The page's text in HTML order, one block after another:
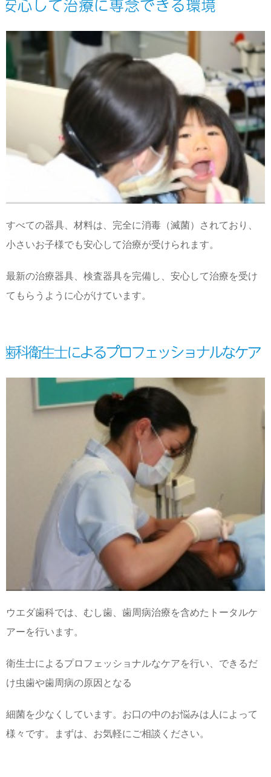
すべての器具、材料は、完全に消毒（滅菌）されており、
小さいお子様でも安心して治療が受けられます。
最新の治療器具、検査器具を完備し、安心して治療を受け
てもらうように心がけています。
ウエダ歯科では、むし歯、歯周病治療を含めたトータルケ
アーを行います。
衛生士によるプロフェッショナルなケアを行い、できるだ
け虫歯や歯周病の原因となる
細菌を少なくしています。お口の中のお悩みは人によって
様々です。まずは、お気軽にご相談ください。